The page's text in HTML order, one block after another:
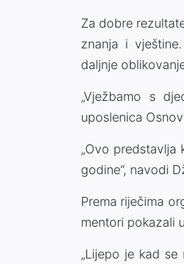
Za dobre
znanja i
daljnje
„Vježbamo s
uposlenica
„Ovo predstavlja
godine“, navodi
Prema riječima
mentori pokazali
„Lijepo je kad